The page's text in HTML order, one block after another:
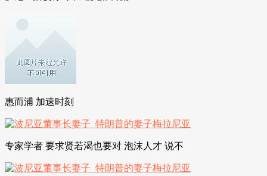
惠而浦 加速时刻
专家学者 要求贤若渴也要对 泡沫人才 说不